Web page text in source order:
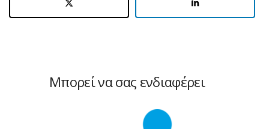
Μπορεί να σας ενδιαφέρει